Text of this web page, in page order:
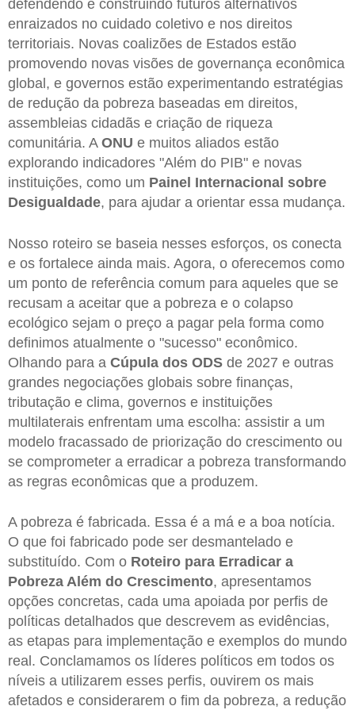
defendendo e construindo futuros alternativos
enraizados no cuidado coletivo e nos direitos
territoriais. Novas coalizões de Estados estão
promovendo novas visões de governança econômica
global, e governos estão experimentando estratégias
de redução da pobreza baseadas em direitos,
assembleias cidadãs e criação de riqueza
comunitária. A ONU e muitos aliados estão
explorando indicadores "Além do PIB" e novas
instituições, como um Painel Internacional sobre
Desigualdade, para ajudar a orientar essa mudança.
Nosso roteiro se baseia nesses esforços, os conecta
e os fortalece ainda mais. Agora, o oferecemos como
um ponto de referência comum para aqueles que se
recusam a aceitar que a pobreza e o colapso
ecológico sejam o preço a pagar pela forma como
definimos atualmente o "sucesso" econômico.
Olhando para a Cúpula dos ODS de 2027 e outras
grandes negociações globais sobre finanças,
tributação e clima, governos e instituições
multilaterais enfrentam uma escolha: assistir a um
modelo fracassado de priorização do crescimento ou
se comprometer a erradicar a pobreza transformando
as regras econômicas que a produzem.
A pobreza é fabricada. Essa é a má e a boa notícia.
O que foi fabricado pode ser desmantelado e
substituído. Com o Roteiro para Erradicar a
Pobreza Além do Crescimento, apresentamos
opções concretas, cada uma apoiada por perfis de
políticas detalhados que descrevem as evidências,
as etapas para implementação e exemplos do mundo
real. Conclamamos os líderes políticos em todos os
níveis a utilizarem esses perfis, ouvirem os mais
afetados e considerarem o fim da pobreza, a redução